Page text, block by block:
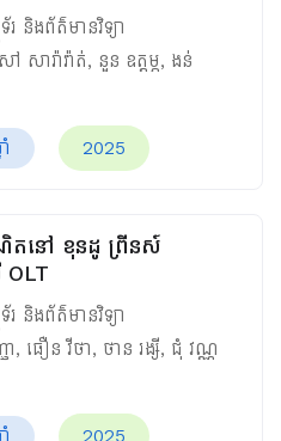
រ និងព័ត៌មានវិទ្យា
សារ៉ាវ៉ាត់, នួន ឧត្ដម្ភ, ងន់
2025
តនៅ ខុនដូ ព្រីនស៍
OLT
រ និងព័ត៌មានវិទ្យា
, ធឿន វីថា, ថាន រង្សី, ជុំ វណ្ណ
2025